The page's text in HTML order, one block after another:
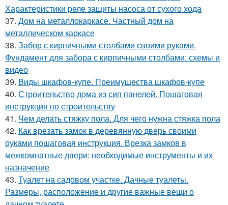
Характеристики реле защиты насоса от сухого хода
37. Дом на металлокаркасе. Частный дом на
металлическом каркасе
38. Забор с кирпичными столбами своими руками.
Фундамент для забора с кирпичными столбами: схемы и
видео
39. Виды шкафов-купе. Преимущества шкафов-купе
40. Строительство дома из сип панелей. Пошаговая
инструкция по строительству
41. Чем делать стяжку пола. Для чего нужна стяжка пола
42. Как врезать замок в деревянную дверь своими
руками пошаговая инструкция. Врезка замков в
межкомнатные двери: необходимые инструменты и их
назначение
43. Туалет на садовом участке. Дачные туалеты.
Размеры, расположение и другие важные вещи о